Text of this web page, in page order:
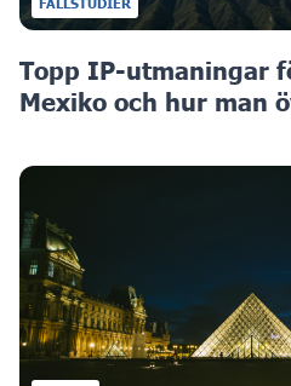
Topp IP-utmaningar
Mexiko och hur man